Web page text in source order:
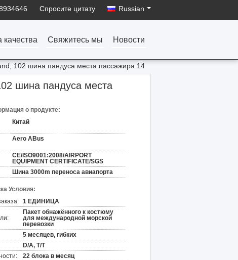
Спросите цитату Russian
качества Свяжитесь мы Новости
102 шина пандуса места пассажира 14
шина пандуса места
о продукте:
Китай
Aero ABus
CE/ISO9001:2008/AIRPORT
EQUIPMENT CERTIFICATE/SGS
Шина 3000m переноса авиапорта
Условия:
1 ЕДИНИЦА
Пакет обнажённого к костюму
для международной морской
перевозки
5 месяцев, гибких
D/A, T/T
22 блока в месяц